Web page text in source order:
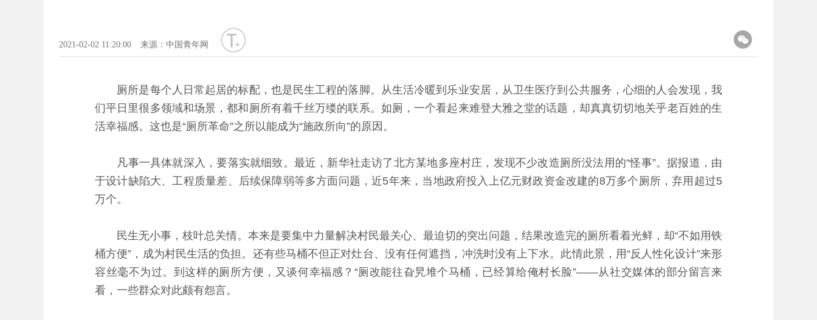
2021-02-02 11:20:00 来源：中国青年网
字号
厕所是每个人日常起居的标配，也是民生工程的落脚。从生活冷暖到乐业安居，从卫生医疗到公共服务，心细的人会发现，我
们平日里很多领域和场景，都和厕所有着千丝万缕的联系。如厕，一个看起来难登大雅之堂的话题，却真真切切地关乎老百姓的生
活幸福感。这也是“厕所革命”之所以能成为“施政所向”的原因。
凡事一具体就深入，要落实就细致。最近，新华社走访了北方某地多座村庄，发现不少改造厕所没法用的“怪事”。据报道，由
于设计缺陷大、工程质量差、后续保障弱等多方面问题，近5年来，当地政府投入上亿元财政资金改建的8万多个厕所，弃用超过5
万个。
民生无小事，枝叶总关情。本来是要集中力量解决村民最关心、最迫切的突出问题，结果改造完的厕所看着光鲜，却“不如用铁
桶方便”，成为村民生活的负担。还有些马桶不但正对灶台、没有任何遮挡，冲洗时没有上下水。此情此景，用“反人性化设计”来形
容丝毫不为过。到这样的厕所方便，又谈何幸福感？“厕改能往旮旯堆个马桶，已经算给俺村长脸”——从社交媒体的部分留言来
看，一些群众对此颇有怨言。